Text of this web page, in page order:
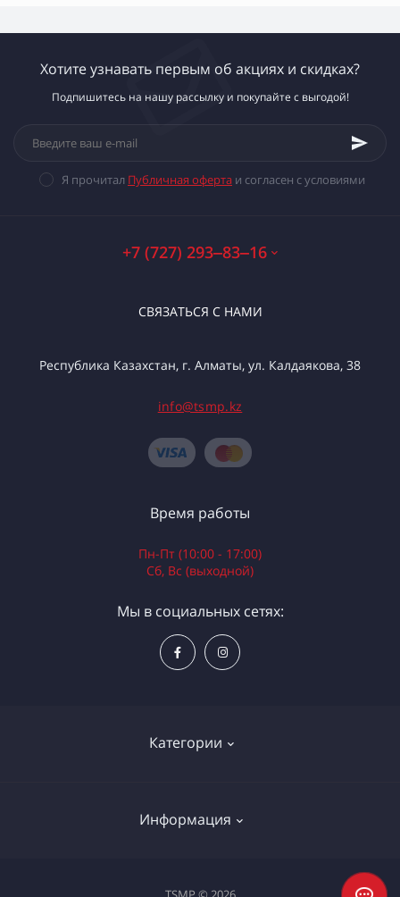
Хотите узнавать первым об акциях и скидках?
Подпишитесь на нашу рассылку и покупайте с выгодой!
Я прочитал Публичная оферта и согласен с условиями
+7 (727) 293‒83‒16
СВЯЗАТЬСЯ С НАМИ
Республика Казахстан, г. Алматы, ул. Калдаякова, 38
info@tsmp.kz
Категории
Электроинструменты
Информация
Доставка и оплата
Время работы
Пн-Пт (10:00 - 17:00)
Сб, Вс (выходной)
Мы в социальных сетях: